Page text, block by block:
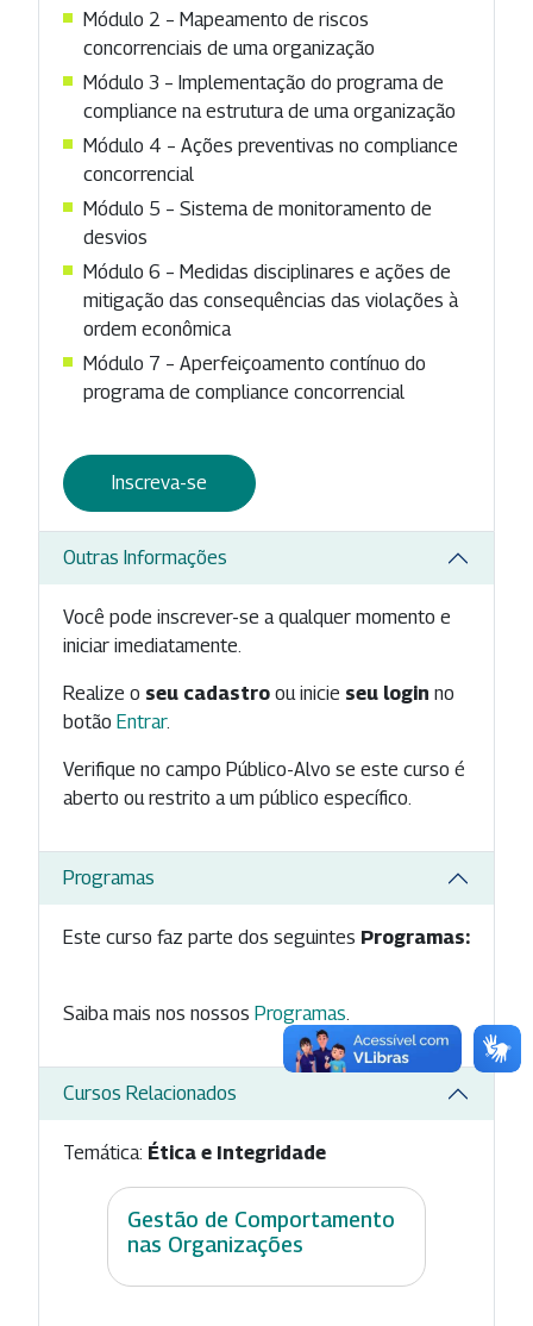
Módulo 2 – Mapeamento de riscos
concorrenciais de uma organização
Módulo 3 – Implementação do programa de
compliance na estrutura de uma organização
Módulo 4 – Ações preventivas no compliance
concorrencial
Módulo 5 – Sistema de monitoramento de
desvios
Módulo 6 – Medidas disciplinares e ações de
mitigação das consequências das violações à
ordem econômica
Módulo 7 – Aperfeiçoamento contínuo do
programa de compliance concorrencial
Inscreva-se
Outras Informações
Você pode inscrever-se a qualquer momento e
iniciar imediatamente.
Realize o seu cadastro ou inicie seu login no
botão Entrar.
Verifique no campo Público-Alvo se este curso é
aberto ou restrito a um público específico.
Programas
Este curso faz parte dos seguintes Programas:
Saiba mais nos nossos Programas
Cursos Relacionados
Temática: Ética e Integridade
Gestão de Comportamento
nas Organizações